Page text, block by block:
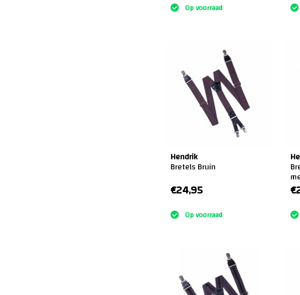
Op voorraad
Hendrik
Bretels Bruin
€24,95
Op voorraad